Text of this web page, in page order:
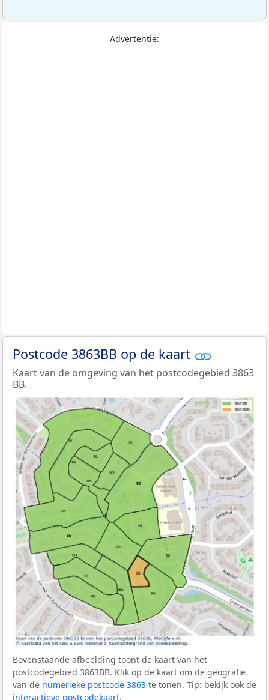
Advertentie:
Postcode 3863BB op de kaart
Kaart van de omgeving van het postcodegebied 3863
BB.
Bovenstaande afbeelding toont de kaart van het
postcodegebied 3863BB. Klik op de kaart om de geografie
van de numerieke postcode 3863 te tonen. Tip: bekijk ook de
interactieve postcodekaart.